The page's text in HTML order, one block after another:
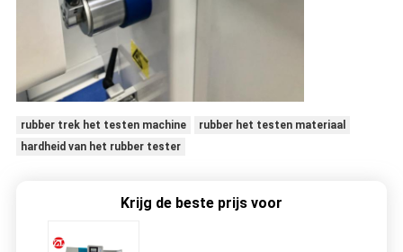
rubber trek het testen machine
rubber het testen materiaal
hardheid van het rubber tester
Krijg de beste prijs voor